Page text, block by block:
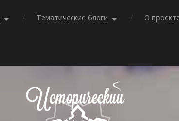
Тематические блоги О проекте